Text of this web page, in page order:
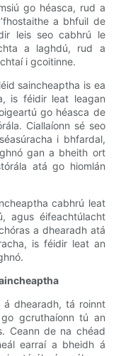
go héasca, rud a
a bhfuil de
leis seo cabhrú le
a laghdú, rud a
i gcoitinne.
saincheaptha is ea
is féidir leat leagan
go héasca de
Ciallaíonn sé seo
i bhfardal,
gan a bheith ort
atá go hiomlán
cabhrú leat
agus éifeachtúlacht
a dhearadh atá
is féidir leat an
á dhearadh, tá roinnt
gcruthaíonn tú an
Ceann de na chéad
earraí a bheidh á